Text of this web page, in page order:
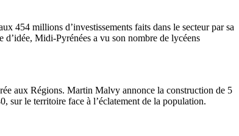
454 millions d’investissements faits dans le secteur par sa
Midi-Pyrénées a vu son nombre de lycéens
aux Régions. Martin Malvy annonce la construction de 5
sur le territoire face à l’éclatement de la population.